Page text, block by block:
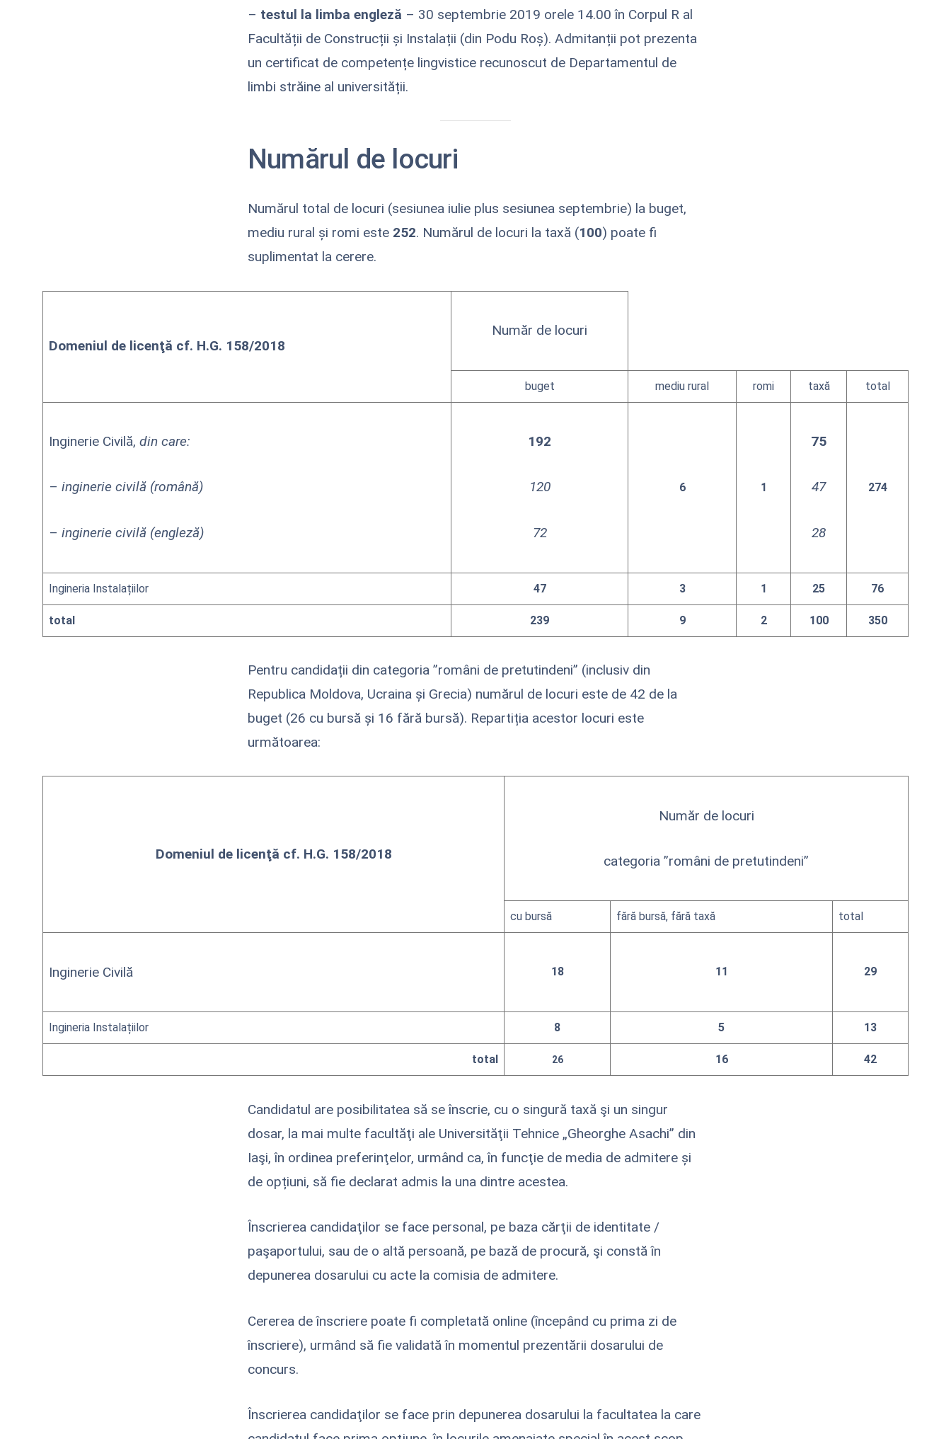
– testul la limba engleză – 30 septembrie 2019 orele 14.00 în Corpul R al
Facultății de Construcții și Instalații (din Podu Roș). Admitanții pot prezenta
un certificat de competențe lingvistice recunoscut de Departamentul de
limbi străine al universității.
Numărul de locuri
Numărul total de locuri (sesiunea iulie plus sesiunea septembrie) la buget,
mediu rural și romi este 252. Numărul de locuri la taxă (100) poate fi
suplimentat la cerere.
Domeniul de licenţă cf. H.G. 158/2018
Număr de locuri
buget mediu rural romi taxă total
Inginerie Civilă, din care:
– inginerie civilă (română)
– inginerie civilă (engleză)
192
120
72
6 1
75
47
28
274
Ingineria Instalațiilor 47 3 1 25 76
total 239 9 2 100 350
Pentru candidații din categoria ”români de pretutindeni” (inclusiv din
Republica Moldova, Ucraina și Grecia) numărul de locuri este de 42 de la
buget (26 cu bursă și 16 fără bursă). Repartiția acestor locuri este
următoarea:
Domeniul de licenţă cf. H.G. 158/2018
Număr de locuri
categoria ”români de pretutindeni”
cu bursă fără bursă, fără taxă total
Inginerie Civilă 18 11 29
Ingineria Instalațiilor 8 5 13
total 26 16 42
Candidatul are posibilitatea să se înscrie, cu o singură taxă şi un singur
dosar, la mai multe facultăţi ale Universităţii Tehnice „Gheorghe Asachi” din
Iaşi, în ordinea preferinţelor, urmând ca, în funcţie de media de admitere și
de opțiuni, să fie declarat admis la una dintre acestea.
Înscrierea candidaţilor se face personal, pe baza cărţii de identitate /
paşaportului, sau de o altă persoană, pe bază de procură, şi constă în
depunerea dosarului cu acte la comisia de admitere.
Cererea de înscriere poate fi completată online (începând cu prima zi de
înscriere), urmând să fie validată în momentul prezentării dosarului de
concurs.
Înscrierea candidaţilor se face prin depunerea dosarului la facultatea la care